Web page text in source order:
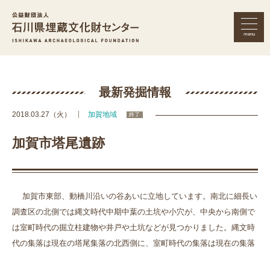
menu
最新発掘情報
2018.03.27（火） 加賀地域 終了
加賀市塔尾遺跡
加賀市東部、動橋川沿いの谷あいに立地しています。南北に細長い
調査区の北側では縄文時代中期中葉の土坑や小穴が、中央から南側で
は室町時代の掘立柱建物や井戸や土坑などが見つかりました。縄文時
代の集落は現在の塔尾集落の北西側に、室町時代の集落は現在の集落